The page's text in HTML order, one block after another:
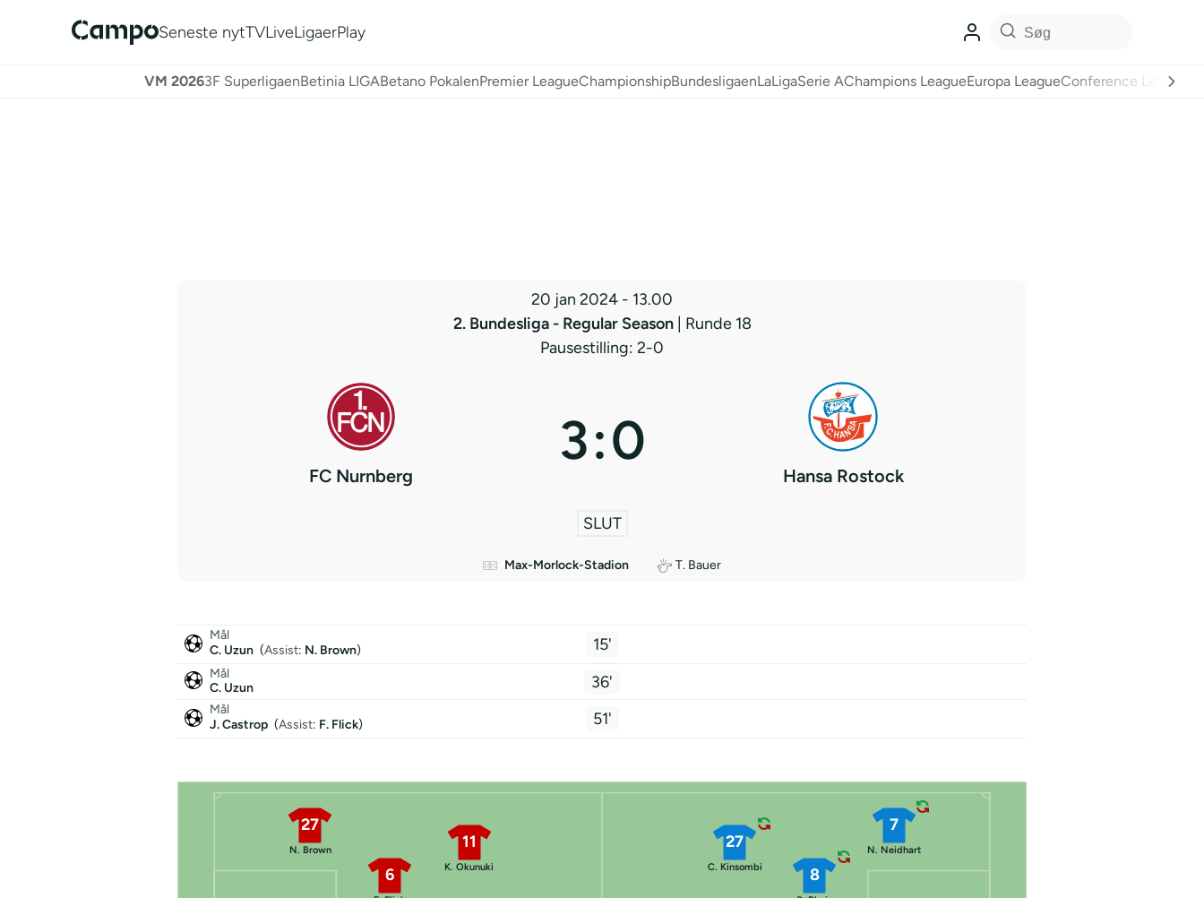
Seneste nytTVLiveLigaerPlay
VM 20263F SuperligaenBetinia LIGABetano PokalenPremier LeagueChampionshipBundesligaenLaLigaSerie AChampions LeagueEuropa LeagueConference League
20 jan 2024 - 13.00
2. Bundesliga - Regular Season
| Runde 18
Pausestilling: 2-0
FC Nurnberg
3:0
Hansa Rostock
SLUT
Max-Morlock-Stadion T. Bauer
Mål
C. Uzun (Assist: N. Brown) 15'
Mål
C. Uzun
36'
Mål
J. Castrop (Assist: F. Flick) 51'
27
N. Brown
6
11
K. Okunuki
7
N. Neidhart
8
27
C. Kinsombi